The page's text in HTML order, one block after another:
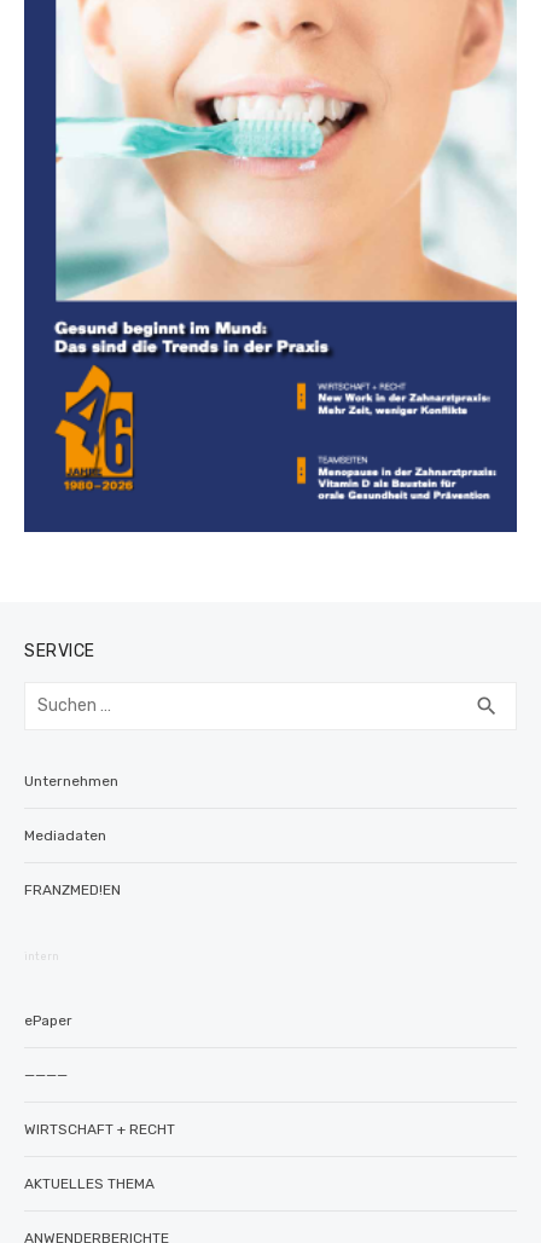
SERVICE
Suchen
search
Unternehmen
Mediadaten
FRANZMED!EN
intern
ePaper
————
WIRTSCHAFT + RECHT
AKTUELLES THEMA
ANWENDERBERICHTE